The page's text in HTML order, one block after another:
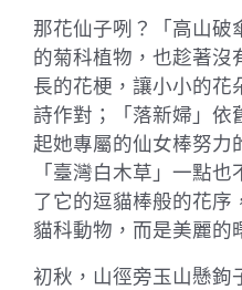
那花仙子咧？「高山破
的菊科植物，也趁著沒
長的花梗，讓小小的花
詩作對；「落新婦」依
起她專屬的仙女棒努力
「臺灣白木草」一點
了它的逗貓棒般的花序
貓科動物，而是美麗的
初秋，山徑旁玉山懸鉤